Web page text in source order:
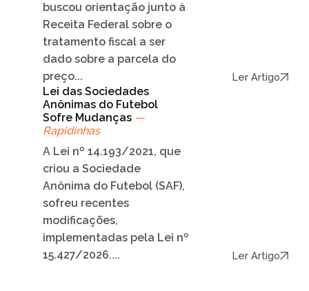
buscou orientação junto à
Receita Federal sobre o
tratamento fiscal a ser
dado sobre a parcela do
preço...
Ler Artigo
Lei das Sociedades
Anônimas do Futebol
Sofre Mudanças —
Rapidinhas
A Lei nº 14.193/2021, que
criou a Sociedade
Anônima do Futebol (SAF),
sofreu recentes
modificações,
implementadas pela Lei nº
15.427/2026....
Ler Artigo